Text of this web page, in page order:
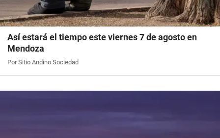
Así estará el tiempo este viernes 7 de agosto en
Mendoza
Por Sitio Andino Sociedad